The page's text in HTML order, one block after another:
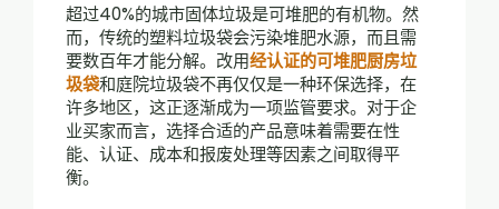
超过40%的城市固体垃圾是可堆肥的有机物。然
而，传统的塑料垃圾袋会污染堆肥水源，而且需
要数百年才能分解。改用经认证的可堆肥厨房垃
圾袋和庭院垃圾袋不再仅仅是一种环保选择，在
许多地区，这正逐渐成为一项监管要求。对于企
业买家而言，选择合适的产品意味着需要在性
能、认证、成本和报废处理等因素之间取得平
衡。